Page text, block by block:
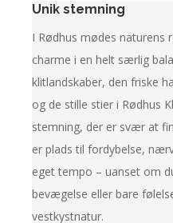
Unik stemning
I Rødhus mødes naturens
charme i en helt særlig
klitlandskaber, den friske
og de stille stier i Rødhus
stemning, der er svær at
er plads til fordybelse,
eget tempo – uanset om
bevægelse eller bare
vestkystnatur.